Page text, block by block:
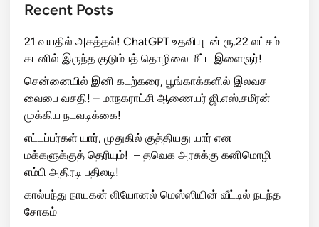
Recent Posts
21 வயதில் அசத்தல்! ChatGPT உதவியுடன் ரூ.22 லட்சம்
கடனில் இருந்த குடும்பத் தொழிலை மீட்ட இளைஞர்!
சென்னையில் இனி கடற்கரை, பூங்காக்களில் இலவச
வைபை வசதி! – மாநகராட்சி ஆணையர் ஜி.எஸ்.சமீரன்
முக்கிய நடவடிக்கை!
எட்டப்பர்கள் யார், முதுகில் குத்தியது யார் என
மக்களுக்குத் தெரியும்! – தவெக அரசுக்கு கனிமொழி
எம்பி அதிரடி பதிலடி!
கால்பந்து நாயகன் லியோனல் மெஸ்ஸியின் வீட்டில் நடந்த
சோகம்